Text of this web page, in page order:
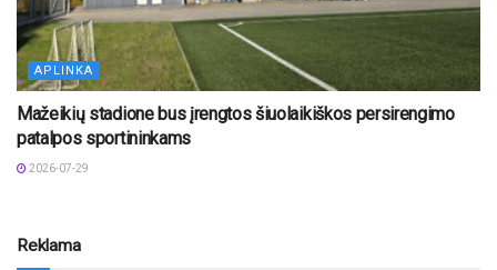
APLINKA
Mažeikių stadione bus įrengtos šiuolaikiškos persirengimo
patalpos sportininkams
2026-07-29
Reklama